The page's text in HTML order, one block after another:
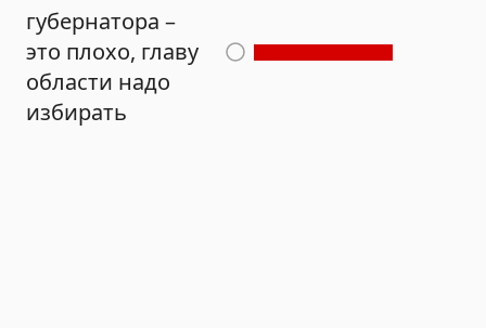
губернатора –
это плохо, главу
области надо
избирать